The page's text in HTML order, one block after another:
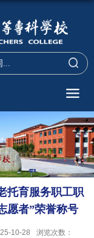
托育服务职工职
愿者”荣誉称号
10-28
浏览次数：